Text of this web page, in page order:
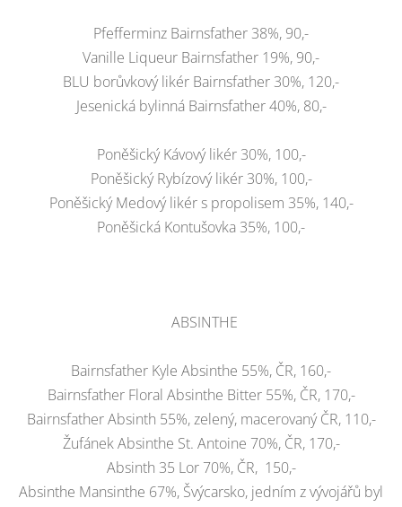
Pfefferminz Bairnsfather 38%, 90,-
Vanille Liqueur Bairnsfather 19%, 90,-
BLU borůvkový likér Bairnsfather 30%, 120,-
Jesenická bylinná Bairnsfather 40%, 80,-
Poněšický Kávový likér 30%, 100,-
Poněšický Rybízový likér 30%, 100,-
Poněšický Medový likér s propolisem 35%, 140,-
Poněšická Kontušovka 35%, 100,-
ABSINTHE
Bairnsfather Kyle Absinthe 55%, ČR, 160,-
Bairnsfather Floral Absinthe Bitter 55%, ČR, 170,-
Bairnsfather Absinth 55%, zelený, macerovaný ČR, 110,-
Žufánek Absinthe St. Antoine 70%, ČR, 170,-
Absinth 35 Lor 70%, ČR, 150,-
Absinthe Mansinthe 67%, Švýcarsko, jedním z vývojářů byl